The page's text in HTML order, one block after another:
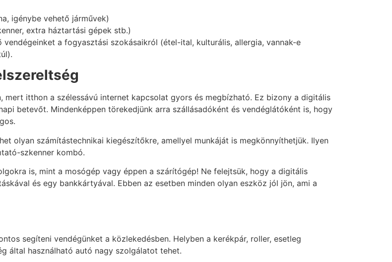
igénybe vehető járművek)
extra háztartási gépek stb.)
a fogyasztási szokásaikról (étel-ital, kulturális, allergia, vannak-e
itthon a szélessávú internet kapcsolat gyors és megbízható. Ez bizony a digitális
betevőt. Mindenképpen törekedjünk arra szállásadóként és vendéglátóként is, hogy
olyan számítástechnikai kiegészítőkre, amellyel munkáját is megkönnyíthetjük. Ilyen
szkenner kombó.
is, mint a mosógép vagy éppen a szárítógép! Ne felejtsük, hogy a digitális
és egy bankkártyával. Ebben az esetben minden olyan eszköz jól jön, ami a
segíteni vendégünket a közlekedésben. Helyben a kerékpár, roller, esetleg
által használható autó nagy szolgálatot tehet.